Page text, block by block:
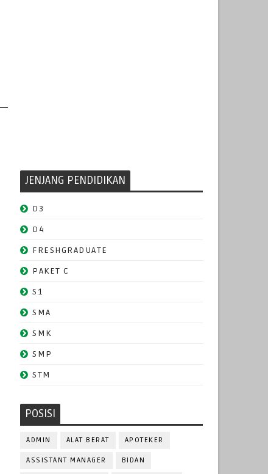
JENJANG PENDIDIKAN
D3
D4
FRESHGRADUATE
PAKET C
S1
SMA
SMK
SMP
STM
POSISI
ADMIN ALAT BERAT APOTEKER
ASSISTANT MANAGER BIDAN